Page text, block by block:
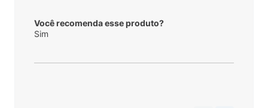
Você recomenda esse produto?
Sim